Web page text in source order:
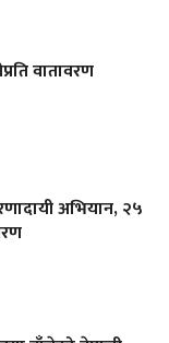
वातावरण
अभियान, २५